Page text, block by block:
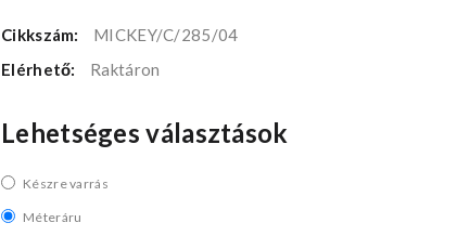
Cikkszám:
MICKEY/C/285/04
Elérhető:
Raktáron
Lehetséges választások
Készre varrás
Méteráru